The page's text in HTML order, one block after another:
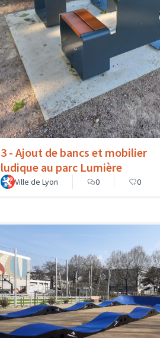
3 - Ajout de bancs et mobilier
ludique au parc Lumière
Ville de Lyon 0 0